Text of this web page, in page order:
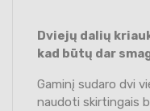
Dviejų dalių
kad būtų dar
Gaminį sudaro dvi
naudoti skirtingais